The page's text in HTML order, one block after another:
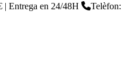
| Entrega en 24/48H
Telèfon: